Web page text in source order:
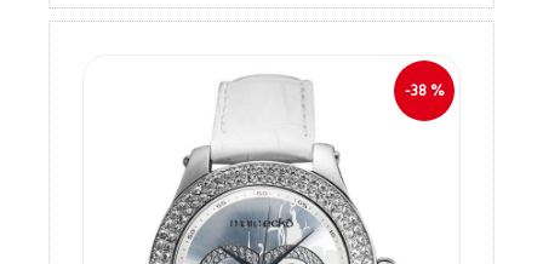
-38 %